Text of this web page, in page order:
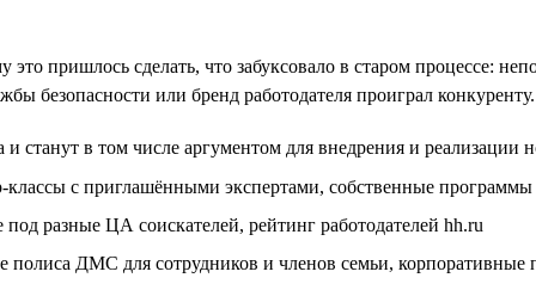
пришлось сделать, что забуксовало в старом процессе:
безопасности или бренд работодателя проиграл конкуренту.
станут в том числе аргументом для внедрения и
классы с приглашёнными экспертами, собственные
разные ЦА соискателей, рейтинг работодателей hh.ru
полиса ДМС для сотрудников и членов семьи,